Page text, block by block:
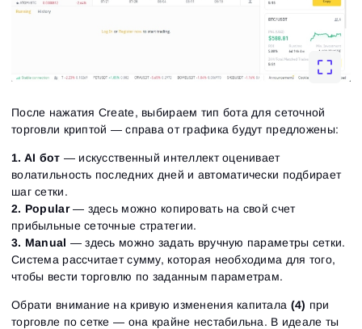
После нажатия Create, выбираем тип бота для сеточной
торговли криптой — справа от графика будут предложены:
1. AI бот — искусственный интеллект оценивает
волатильность последних дней и автоматически подбирает
шаг сетки.
2. Popular— здесь можно копировать на свой счет
прибыльные сеточные стратегии.
3. Manual — здесь можно задать вручную параметры сетки.
Система рассчитает сумму, которая необходима для того,
чтобы вести торговлю по заданным параметрам.
Обрати внимание на кривую изменения капитала (4) при
торговле по сетке — она крайне нестабильна. В идеале ты